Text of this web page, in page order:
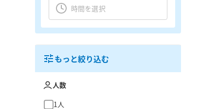
もっと絞り込む
人数
1人